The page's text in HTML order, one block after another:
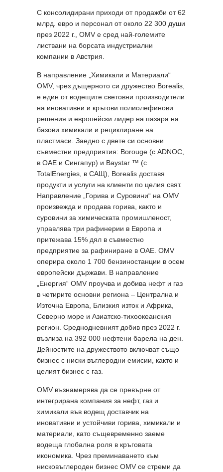
С консолидирани приходи от продажби от 62
млрд. евро и персонал от около 22 300 души
през 2022 г., OMV е сред най-големите
листвани на борсата индустриални
компании в Австрия.
В направление „Химикали и Материали“
OMV, чрез дъщерното си дружество Borealis,
е един от водещите световни производители
на иновативни и кръгови полиолефинови
решения и европейски лидер на пазара на
базови химикали и рециклиране на
пластмаси. Заедно с двете си основни
съвместни предприятия: Borouge (с ADNOC,
в ОАЕ и Сингапур) и Baystar ™ (с
TotalEnergies, в САЩ), Borealis доставя
продукти и услуги на клиенти по целия свят.
Направление „Горива и Суровини“ на OMV
произвежда и продава горива, както и
суровини за химическата промишленост,
управлява три рафинерии в Европа и
притежава 15% дял в съвместно
предприятие за рафиниране в ОАЕ. OMV
оперира около 1 700 бензиностанции в осем
европейски държави. В направление
„Енергия“ OMV проучва и добива нефт и газ
в четирите основни региона – Централна и
Източна Европа, Близкия изток и Африка,
Северно море и Азиатско-тихоокеанския
регион. Среднодневният добив през 2022 г.
възлиза на 392 000 нефтени барела на ден.
Дейностите на дружеството включват също
бизнес с ниски въглеродни емисии, както и
целият бизнес с газ.
OMV възнамерява да се превърне от
интегрирана компания за нефт, газ и
химикали във водещ доставчик на
иновативни и устойчиви горива, химикали и
материали, като същевременно заеме
водеща глобална роля в кръговата
икономика. Чрез преминаването към
нисковъглероден бизнес OMV се стреми да